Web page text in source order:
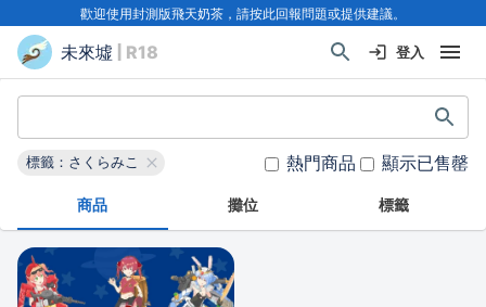
歡迎使用封測版飛天奶茶，請按此回報問題或提供建議。
未來墟 | R18 登入
標籤：さくらみこ 熱門商品 顯示已售罄
商品 攤位 標籤